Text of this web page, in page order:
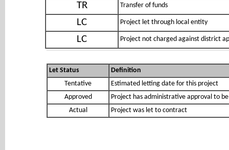
TR Transfer of funds
LC Project let through local entity
LC Project not charged against district
Let Status
Definition
Tentative
Estimated letting date for this project
Approved
Project has administrative approval to
Actual
Project was let to contract